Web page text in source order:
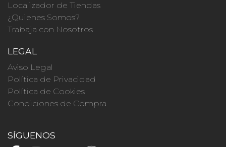
Localizador de Tiendas
¿Quienes Somos?
Trabaja con Nosotros
LEGAL
Aviso Legal
Política de Privacidad
Política de Cookies
Condiciones de Compra
SÍGUENOS